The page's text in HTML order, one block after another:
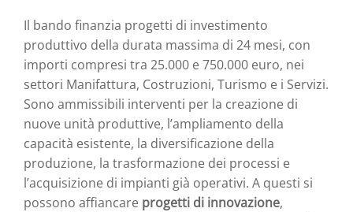
Il bando finanzia progetti di investimento
produttivo della durata massima di 24 mesi, con
importi compresi tra 25.000 e 750.000 euro, nei
settori Manifattura, Costruzioni, Turismo e i Servizi.
Sono ammissibili interventi per la creazione di
nuove unità produttive, l’ampliamento della
capacità esistente, la diversificazione della
produzione, la trasformazione dei processi e
l’acquisizione di impianti già operativi. A questi si
possono affiancare progetti di innovazione,